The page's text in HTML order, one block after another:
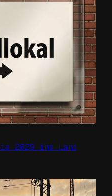
2029 ins Land